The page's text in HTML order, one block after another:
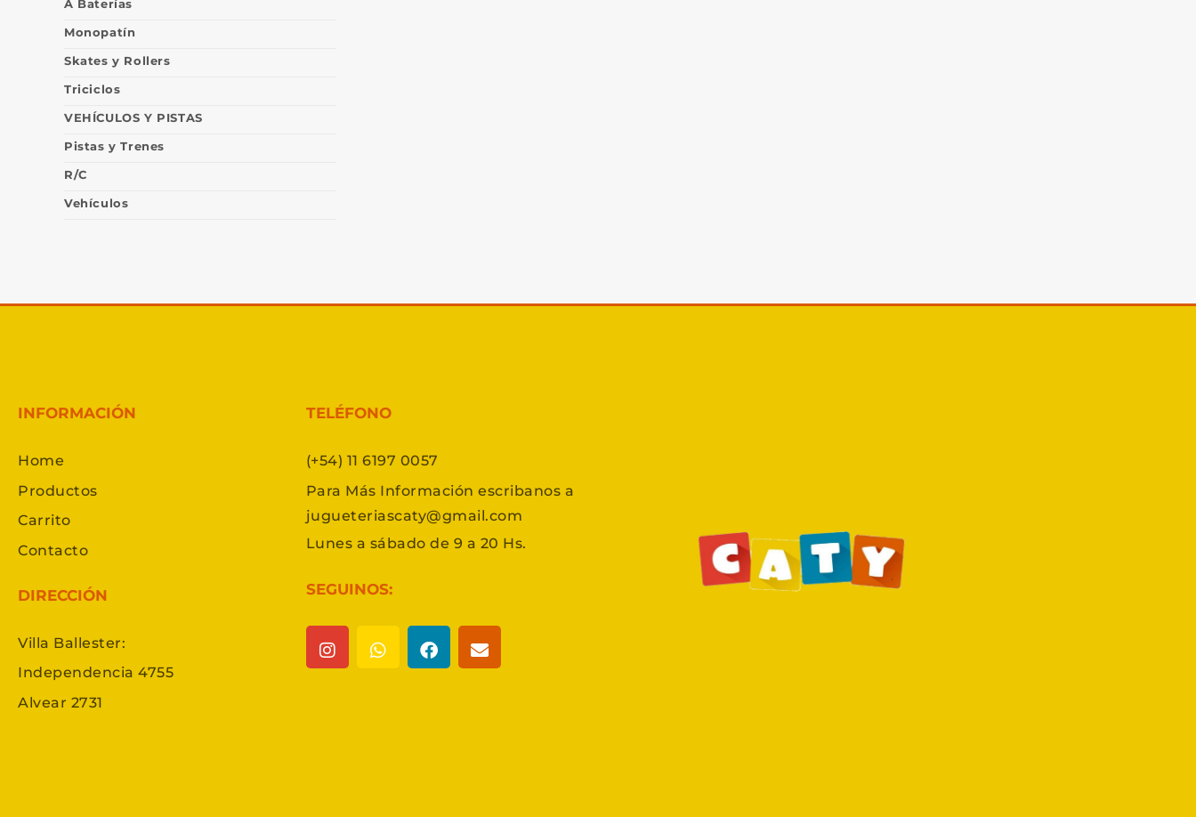
A Baterías
Monopatín
Skates y Rollers
Triciclos
VEHÍCULOS Y PISTAS
Pistas y Trenes
R/C
Vehículos
INFORMACIÓN
Home
Productos
Carrito
Contacto
DIRECCIÓN
Villa Ballester:
Independencia 4755
Alvear 2731
TELÉFONO
(+54) 11 6197 0057
Para Más Información escribanos a
jugueteriascaty@gmail.com
Lunes a sábado de 9 a 20 Hs.
SEGUINOS: